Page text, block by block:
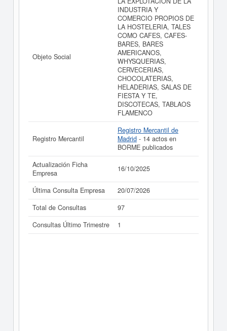
SERVICIOS DE HOSTELERIA NUEVO ALBRESA SL
acceder inmediatamente a este Informe ampliado
de SERVICIOS DE HOSTELERIA NUEVO ALBRESA SL
y consultar los resultados de sus años de actividad, así
como los balances y cuentas de resultados disponibles.
La última actualización del informe de empresa se ha
realizado el 16/10/2025.
Objeto Social
INDUSTRIA Y
COMERCIO PROPIOS DE
LA HOSTELERIA, TALES
COMO CAFES, CAFES-
BARES, BARES
AMERICANOS,
WHYSQUERIAS,
CERVECERIAS,
CHOCOLATERIAS,
HELADERIAS, SALAS DE
FIESTA Y TE,
DISCOTECAS, TABLAOS
FLAMENCO
Registro Mercantil
Registro Mercantil de
Madrid - 14 actos en
BORME publicados
Actualización Ficha
Empresa
16/10/2025
Última Consulta Empresa
20/07/2026
Total de Consultas
97
Consultas Último Trimestre
1